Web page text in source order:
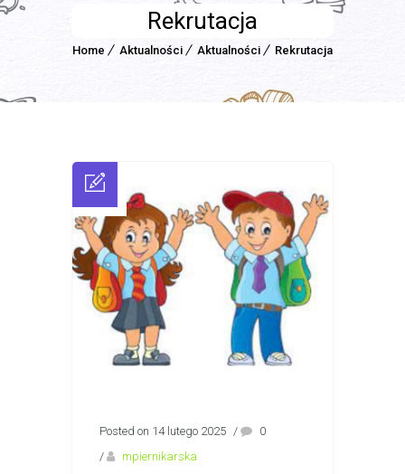
Rekrutacja
Home Aktualności Aktualności Rekrutacja
Posted on 14 lutego 2025 /
0
/
mpiernikarska